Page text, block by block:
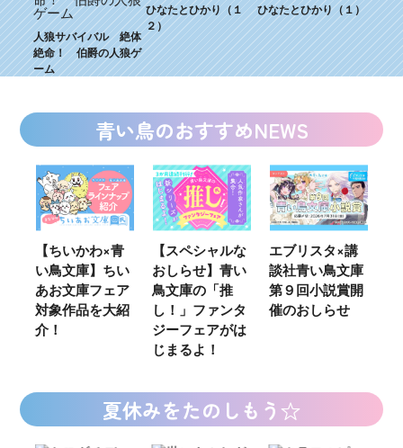
人狼サバイバル 絶体
絶命！ 伯爵の人狼ゲ
ーム
ひなたとひかり（１
２）
ひなたとひかり（１）
青い鳥のおすすめNEWS
【ちいかわ×青
い鳥文庫】ちい
あお文庫フェア
対象作品を大紹
介！
【スペシャルな
おしらせ】青い
鳥文庫の「推
し！」ファンタ
ジーフェアがは
じまるよ！
エブリスタ×講
談社青い鳥文庫
第９回小説賞開
催のおしらせ
夏休みをたのしもう☆